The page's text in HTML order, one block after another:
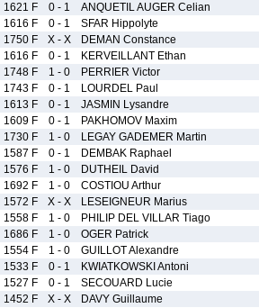
1621 F 0 - 1 ANQUETIL AUGER Celian
1616 F 0 - 1 SFAR Hippolyte
1750 F X - X DEMAN Constance
1616 F 0 - 1 KERVEILLANT Ethan
1748 F 1 - 0 PERRIER Victor
1743 F 0 - 1 LOURDEL Paul
1613 F 0 - 1 JASMIN Lysandre
1609 F 0 - 1 PAKHOMOV Maxim
1730 F 1 - 0 LEGAY GADEMER Martin
1587 F 0 - 1 DEMBAK Raphael
1576 F 1 - 0 DUTHEIL David
1692 F 1 - 0 COSTIOU Arthur
1572 F X - X LESEIGNEUR Marius
1558 F 1 - 0 PHILIP DEL VILLAR Tiago
1686 F 1 - 0 OGER Patrick
1554 F 1 - 0 GUILLOT Alexandre
1533 F 0 - 1 KWIATKOWSKI Antoni
1527 F 0 - 1 SECOUARD Lucie
1452 F X - X DAVY Guillaume